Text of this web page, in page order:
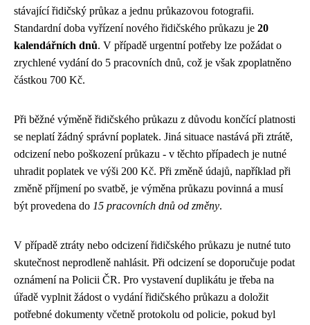
stávající řidičský průkaz a jednu průkazovou fotografii.
Standardní doba vyřízení nového řidičského průkazu je 20
kalendářních dnů. V případě urgentní potřeby lze požádat o
zrychlené vydání do 5 pracovních dnů, což je však zpoplatněno
částkou 700 Kč.
Při běžné výměně řidičského průkazu z důvodu končící platnosti
se neplatí žádný správní poplatek. Jiná situace nastává při ztrátě,
odcizení nebo poškození průkazu - v těchto případech je nutné
uhradit poplatek ve výši 200 Kč. Při změně údajů, například při
změně příjmení po svatbě, je výměna průkazu povinná a musí
být provedena do 15 pracovních dnů od změny.
V případě ztráty nebo odcizení řidičského průkazu je nutné tuto
skutečnost neprodleně nahlásit. Při odcizení se doporučuje podat
oznámení na Policii ČR. Pro vystavení duplikátu je třeba na
úřadě vyplnit žádost o vydání řidičského průkazu a doložit
potřebné dokumenty včetně protokolu od policie, pokud byl